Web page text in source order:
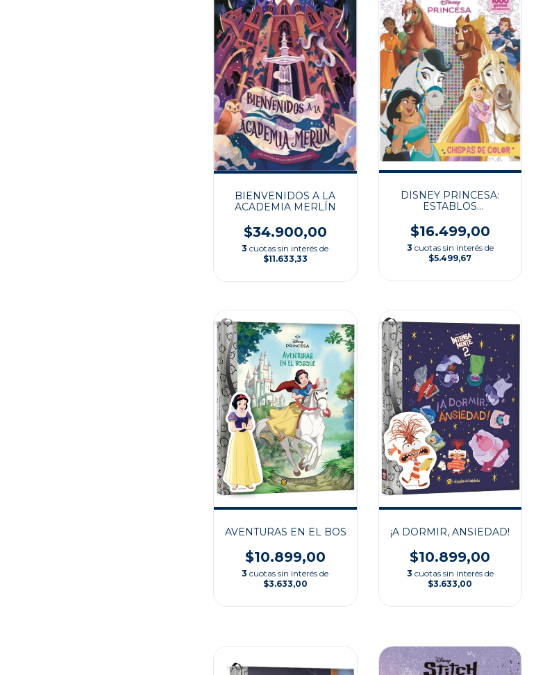
BIENVENIDOS A LA
ACADEMIA MERLÍN
$34.900,00
3 cuotas sin interés de
$11.633,33
DISNEY PRINCESA:
ESTABLOS
$16.499,00
3 cuotas sin interés de
$5.499,67
AVENTURAS EN EL BOSQUE
$10.899,00
3 cuotas sin interés de
$3.633,00
¡A DORMIR, ANSIEDAD!
$10.899,00
3 cuotas sin interés de
$3.633,00